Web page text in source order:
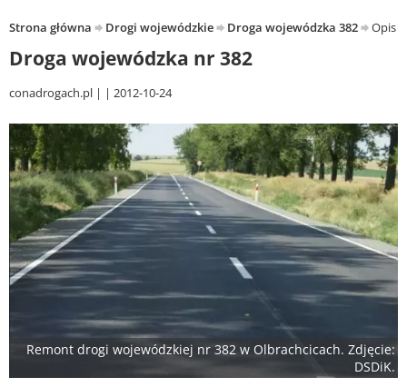
Strona główna Drogi wojewódzkie Droga wojewódzka 382 Opis
Droga wojewódzka nr 382
conadrogach.pl 2012-10-24
Remont drogi wojewódzkiej nr 382 w Olbrachcicach. Zdjęcie:
DSDiK.